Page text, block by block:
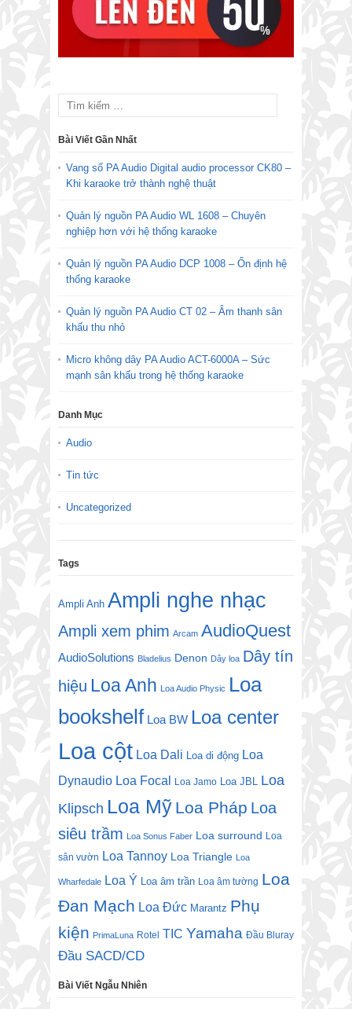
Bài Viết Gần Nhất
Vang số PA Audio Digital audio processor CK80 –
Khi karaoke trở thành nghệ thuật
Quản lý nguồn PA Audio WL 1608 – Chuyên
nghiệp hơn với hệ thống karaoke
Quản lý nguồn PA Audio DCP 1008 – Ổn định hệ
thống karaoke
Quản lý nguồn PA Audio CT 02 – Âm thanh sân
khấu thu nhỏ
Micro không dây PA Audio ACT-6000A – Sức
mạnh sân khấu trong hệ thống karaoke
Danh Mục
Audio
Tin tức
Uncategorized
Tags
Ampli Anh Ampli nghe nhạc
Ampli xem phim Arcam AudioQuest
AudioSolutions Bladelius Denon Dây loa Dây tín
hiệu Loa Anh Loa Audio Physic Loa
bookshelf Loa BW Loa center
Loa cột Loa Dali Loa di động Loa
Dynaudio Loa Focal Loa Jamo Loa JBL Loa
Klipsch Loa Mỹ Loa Pháp Loa
siêu trầm Loa Sonus Faber Loa surround Loa
sân vườn Loa Tannoy Loa Triangle Loa
Wharfedale Loa Ý Loa âm trần Loa âm tường Loa
Đan Mạch Loa Đức Marantz Phụ
kiện PrimaLuna Rotel TIC Yamaha Đầu Bluray
Đầu SACD/CD
Bài Viết Ngẫu Nhiên